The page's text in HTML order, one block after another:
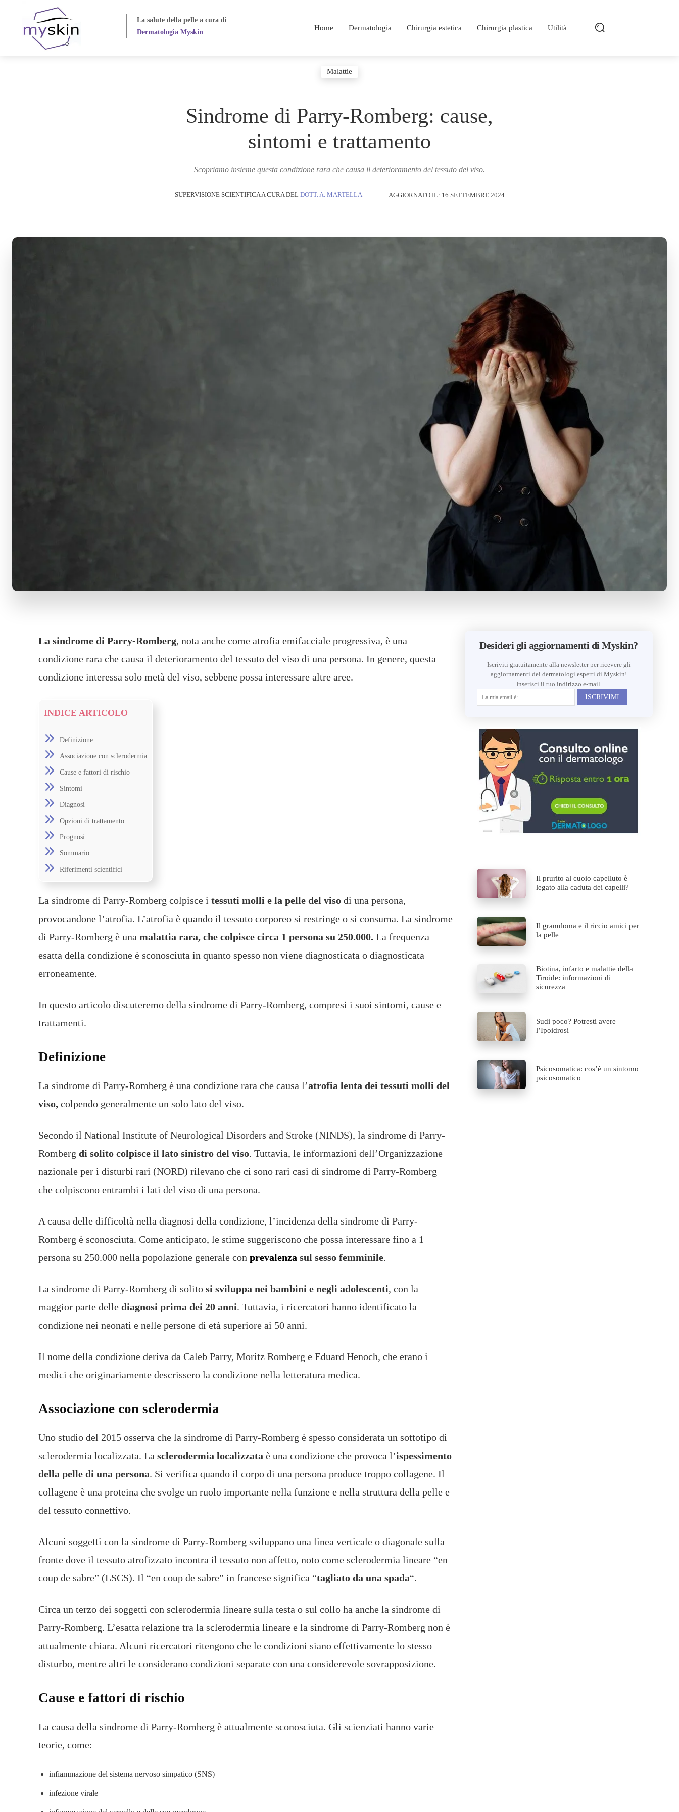
La salute della pellea cura di
Dermatologia Myskin
Home Dermatologia Chirurgia estetica Chirurgia plastica Utilità
Malattie
Sindrome di Parry-Romberg: cause,
sintomi e trattamento
Scopriamo insieme questa condizione rara che causa il deterioramento del tessuto del viso.
SUPERVISIONE SCIENTIFICA A CURA DEL DOTT. A. MARTELLA AGGIORNATO IL: 16 SETTEMBRE 2024
La sindrome di Parry-Romberg, nota anche come atrofia emifacciale progressiva, è una
condizione rara che causa il deterioramento del tessuto del viso di una persona. In genere, questa
condizione interessa solo metà del viso, sebbene possa interessare altre aree.
INDICE ARTICOLO
Definizione
Associazione con sclerodermia
Cause e fattori di rischio
Sintomi
Diagnosi
Opzioni di trattamento
Prognosi
Sommario
Riferimenti scientifici
La sindrome di Parry-Romberg colpisce i tessuti molli e la pelle del viso di una persona,
provocandone l’atrofia. L’atrofia è quando il tessuto corporeo si restringe o si consuma. La sindrome
di Parry-Romberg è una malattia rara, che colpisce circa 1 persona su 250.000. La frequenza
esatta della condizione è sconosciuta in quanto spesso non viene diagnosticata o diagnosticata
erroneamente.
In questo articolo discuteremo della sindrome di Parry-Romberg, compresi i suoi sintomi, cause e
trattamenti.
Definizione
La sindrome di Parry-Romberg è una condizione rara che causa l’atrofia lenta dei tessuti molli del
viso, colpendo generalmente un solo lato del viso.
Secondo il National Institute of Neurological Disorders and Stroke (NINDS), la sindrome di Parry-
Romberg di solito colpisce il lato sinistro del viso. Tuttavia, le informazioni dell’Organizzazione
nazionale per i disturbi rari (NORD) rilevano che ci sono rari casi di sindrome di Parry-Romberg
che colpiscono entrambi i lati del viso di una persona.
A causa delle difficoltà nella diagnosi della condizione, l’incidenza della sindrome di Parry-
Romberg è sconosciuta. Come anticipato, le stime suggeriscono che possa interessare fino a 1
persona su 250.000 nella popolazione generale con prevalenza sul sesso femminile.
La sindrome di Parry-Romberg di solito si sviluppa nei bambini e negli adolescenti, con la
maggior parte delle diagnosi prima dei 20 anni. Tuttavia, i ricercatori hanno identificato la
condizione nei neonati e nelle persone di età superiore ai 50 anni.
Il nome della condizione deriva da Caleb Parry, Moritz Romberg e Eduard Henoch, che erano i
medici che originariamente descrissero la condizione nella letteratura medica.
Associazione con sclerodermia
Uno studio del 2015 osserva che la sindrome di Parry-Romberg è spesso considerata un sottotipo di
sclerodermia localizzata. La sclerodermia localizzata è una condizione che provoca l’ispessimento
della pelle di una persona. Si verifica quando il corpo di una persona produce troppo collagene. Il
collagene è una proteina che svolge un ruolo importante nella funzione e nella struttura della pelle e
del tessuto connettivo.
Alcuni soggetti con la sindrome di Parry-Romberg sviluppano una linea verticale o diagonale sulla
fronte dove il tessuto atrofizzato incontra il tessuto non affetto, noto come sclerodermia lineare “en
coup de sabre” (LSCS). Il “en coup de sabre” in francese significa “tagliato da una spada“.
Circa un terzo dei soggetti con sclerodermia lineare sulla testa o sul collo ha anche la sindrome di
Parry-Romberg. L’esatta relazione tra la sclerodermia lineare e la sindrome di Parry-Romberg non è
attualmente chiara. Alcuni ricercatori ritengono che le condizioni siano effettivamente lo stesso
disturbo, mentre altri le considerano condizioni separate con una considerevole sovrapposizione.
Cause e fattori di rischio
La causa della sindrome di Parry-Romberg è attualmente sconosciuta. Gli scienziati hanno varie
teorie, come:
infiammazione del sistema nervoso simpatico (SNS)
infezione virale
Desideri gli aggiornamenti di Myskin?
Iscriviti gratuitamente alla newsletter per ricevere gli
aggiornamenti dei dermatologi esperti di Myskin!
Inserisci il tuo indirizzo e-mail.
ISCRIVIMI
Il prurito al cuoio capelluto è
legato alla caduta dei capelli?
Il granuloma e il riccio amici per
la pelle
Biotina, infarto e malattie della
Tiroide: informazioni di
sicurezza
Sudi poco? Potresti avere
l’Ipoidrosi
Psicosomatica: cos’è un sintomo
psicosomatico